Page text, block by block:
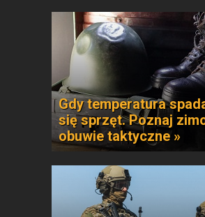
Gdy temperatura
się sprzęt. Poznaj
obuwie taktyczne »